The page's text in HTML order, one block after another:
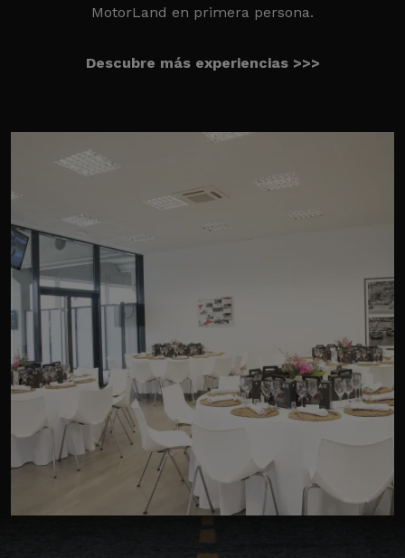
MotorLand en primera persona.
Descubre más experiencias >>>